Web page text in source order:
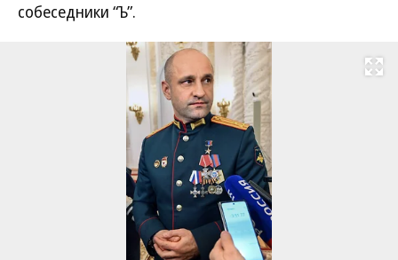
собеседники “Ъ”.
Развернуть